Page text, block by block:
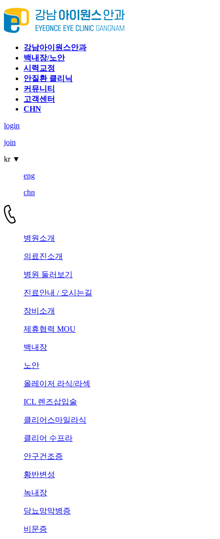
강남아이원스안과
백내장/노안
시력교정
안질환 클리닉
커뮤니티
고객센터
CHN
login
join
kr ▼
eng
chn
병원소개
의료진소개
병원 둘러보기
진료안내 / 오시는길
장비소개
제휴협력 MOU
백내장
노안
올레이저 라식/라섹
ICL 렌즈삽입술
클리어스마일라식
클리어 수프라
안구건조증
황반변성
녹내장
당뇨망막병증
비문증